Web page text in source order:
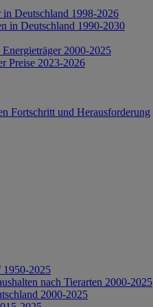
in Deutschland 1998-2026
in Deutschland 1990-2030
2000-2025
Preise 2023-2026
Fortschritt und Herausforderung
1950-2025
nach Tierarten 2000-2025
2000-2025